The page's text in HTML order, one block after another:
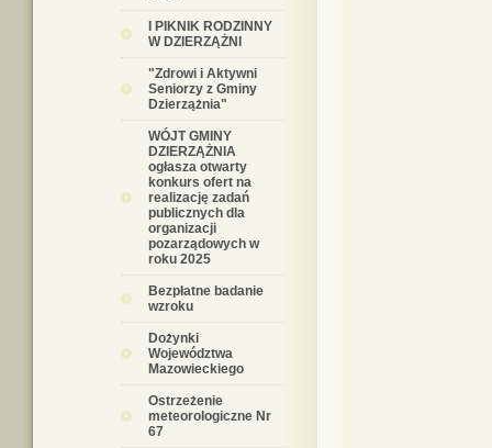
I PIKNIK RODZINNY
W DZIERZĄŻNI
"Zdrowi i Aktywni
Seniorzy z Gminy
Dzierzążnia"
WÓJT GMINY
DZIERZĄŻNIA
ogłasza otwarty
konkurs ofert na
realizację zadań
publicznych dla
organizacji
pozarządowych w
roku 2025
Bezpłatne badanie
wzroku
Dożynki
Województwa
Mazowieckiego
Ostrzeżenie
meteorologiczne Nr
67